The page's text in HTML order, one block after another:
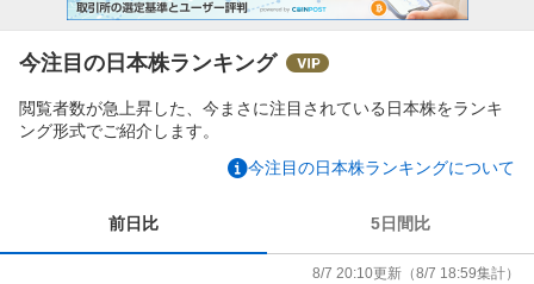
今注目の日本株ランキング
閲覧者数が急上昇した、今まさに注目されている日本株をランキ
ング形式でご紹介します。
今注目の日本株ランキングについて
前日比 5日間比
8/7 20:10更新 （8/7 18:59集計）